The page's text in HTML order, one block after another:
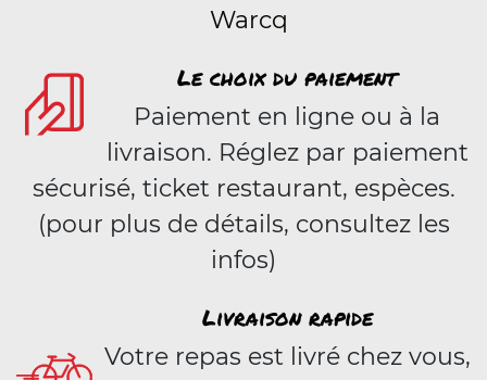
Warcq
Le choix du paiement
Paiement en ligne ou à la
livraison. Réglez par paiement
sécurisé, ticket restaurant, espèces.
(pour plus de détails, consultez les
infos)
Livraison rapide
Votre repas est livré chez vous,